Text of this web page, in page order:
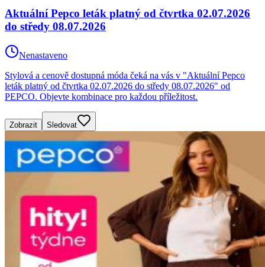
Aktuální Pepco leták platný od čtvrtka 02.07.2026
do středy 08.07.2026
Nenastaveno
Stylová a cenově dostupná móda čeká na vás v "Aktuální Pepco
leták platný od čtvrtka 02.07.2026 do středy 08.07.2026" od
PEPCO. Objevte kombinace pro každou příležitost.
Zobrazit Sledovat